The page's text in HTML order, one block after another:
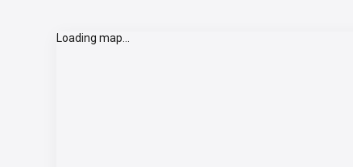
Loading map...